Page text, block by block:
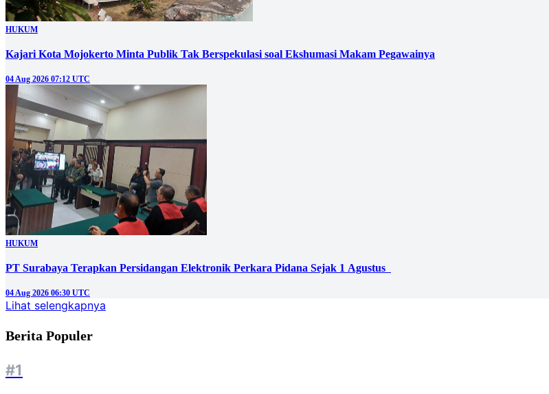
HUKUM
Kajari Kota Mojokerto Minta Publik Tak Berspekulasi soal Ekshumasi Makam Pegawainya
04 Aug 2026 07:12 UTC
HUKUM
PT Surabaya Terapkan Persidangan Elektronik Perkara Pidana Sejak 1 Agustus
04 Aug 2026 06:30 UTC
Lihat selengkapnya
Berita Populer
#1